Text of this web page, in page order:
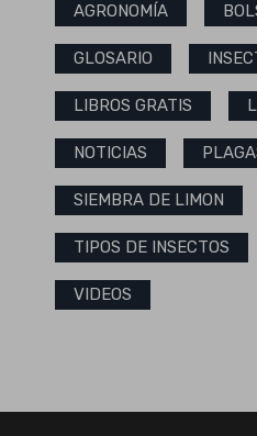
AGRONOMÍA
GLOSARIO
LIBROS GRATIS
NOTICIAS
SIEMBRA DE LIMON
TIPOS DE INSECTOS
VIDEOS